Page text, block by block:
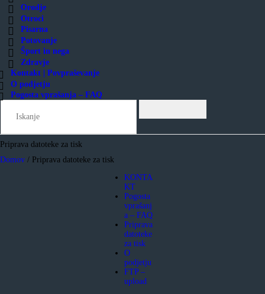
Orodje
Otroci
Pisarna
Potovanje
Šport in nega
Zdravje
Kontakt | Povpraševanje
O podjetju
Pogosta vprašanja – FAQ
Priprava datoteke za tisk
Domov / Priprava datoteke za tisk
KONTA
KT
Pogosta
vprašanj
a – FAQ
Priprava
datoteke
za tisk
O
podjetju
FTP –
upload